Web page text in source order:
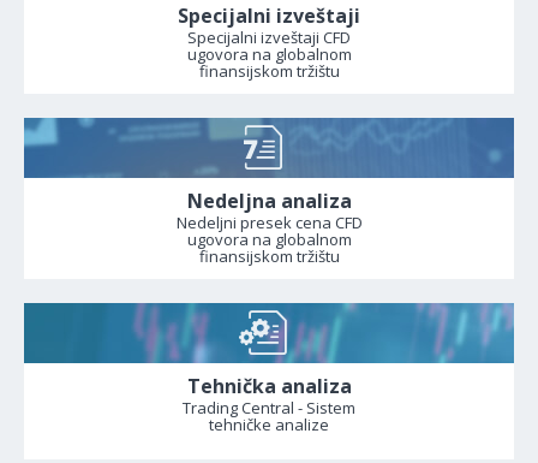
Specijalni izveštaji
Specijalni izveštaji CFD
ugovora na globalnom
finansijskom tržištu
Nedeljna analiza
Nedeljni presek cena CFD
ugovora na globalnom
finansijskom tržištu
Tehnička analiza
Trading Central - Sistem
tehničke analize